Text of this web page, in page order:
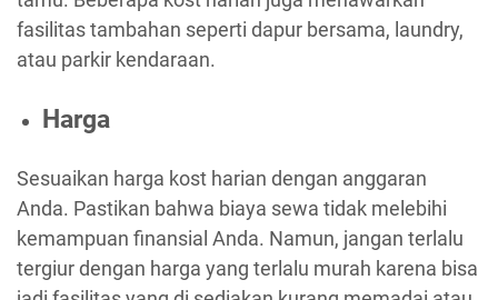
fasilitas tambahan seperti dapur bersama, laundry,
atau parkir kendaraan.
Harga
Sesuaikan harga kost harian dengan anggaran
Anda. Pastikan bahwa biaya sewa tidak melebihi
kemampuan finansial Anda. Namun, jangan terlalu
tergiur dengan harga yang terlalu murah karena bisa